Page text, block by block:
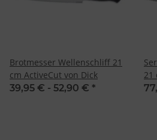
Brotmesser Wellenschliff 21
cm ActiveCut von Dick
39,95 € - 52,90 € *
21